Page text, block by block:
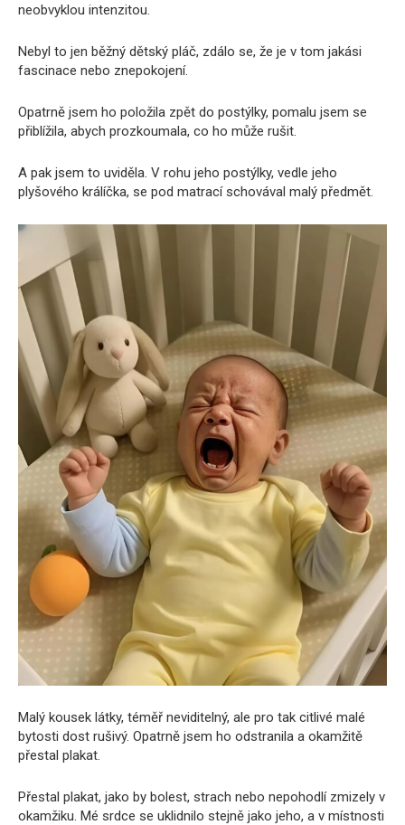
neobvyklou intenzitou.
Nebyl to jen běžný dětský pláč, zdálo se, že je v tom jakási
fascinace nebo znepokojení.
Opatrně jsem ho položila zpět do postýlky, pomalu jsem se
přiblížila, abych prozkoumala, co ho může rušit.
A pak jsem to uviděla. V rohu jeho postýlky, vedle jeho
plyšového králíčka, se pod matrací schovával malý předmět.
Malý kousek látky, téměř neviditelný, ale pro tak citlivé malé
bytosti dost rušivý. Opatrně jsem ho odstranila a okamžitě
přestal plakat.
Přestal plakat, jako by bolest, strach nebo nepohodlí zmizely v
okamžiku. Mé srdce se uklidnilo stejně jako jeho, a v místnosti